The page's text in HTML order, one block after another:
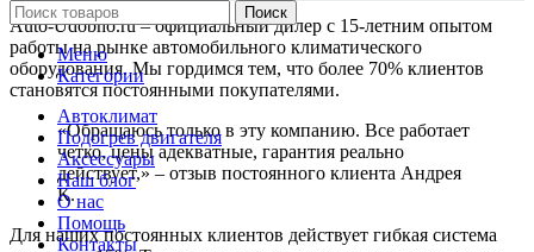
Auto-Udobno.ru – официальный дилер с 15-летним опытом
работы на рынке автомобильного климатического
оборудования. Мы гордимся тем, что более 70% клиентов
становятся постоянными покупателями.
«Обращаюсь только в эту компанию. Все работает
четко, цены адекватные, гарантия реально
действует,» – отзыв постоянного клиента Андрея
К.
Для наших постоянных клиентов действует гибкая система
Поиск
Меню
Категории
Автоклимат
Подогрев двигателя
Аксессуары
Наш блог
О нас
Помощь
Контакты